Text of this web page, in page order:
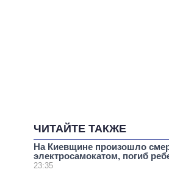
ЧИТАЙТЕ ТАКЖЕ
На Киевщине произошло
электросамокатом, погиб
23:35